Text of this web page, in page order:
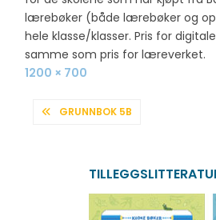
lærebøker (både lærebøker og
hele klasse/klasser. Pris for
samme som pris for læreverket.
Full
1200 × 700
INNLEGGSNAVIGASJON
GRUNNBOK 5B